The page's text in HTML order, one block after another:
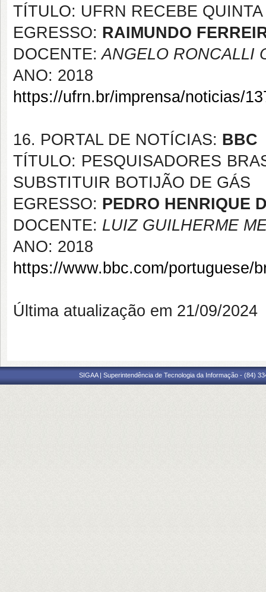
TÍTULO: UFRN RECEBE
EGRESSO: RAIMUNDO
DOCENTE: ANGELO RONCALLI
ANO: 2018
https://ufrn.br/imprensa/noticias/
16. PORTAL DE NOTÍCIAS: BBC
TÍTULO: PESQUISADORES
SUBSTITUIR BOTIJÃO DE GÁS
EGRESSO: PEDRO HENRIQUE
DOCENTE: LUIZ GUILHERME
ANO: 2018
https://www.bbc.com/portuguese/
Última atualização em 21/09/2024
SIGAA | Superintendência de Tecnologia da Informação - (84)